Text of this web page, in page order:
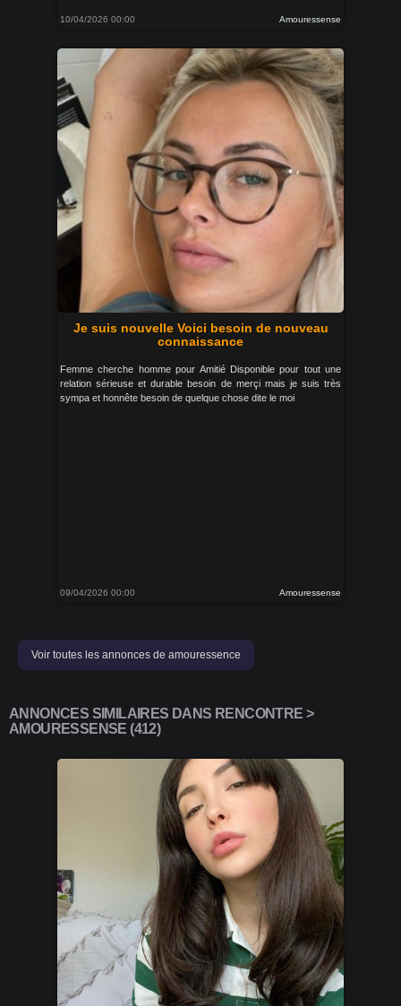
10/04/2026 00:00 Amouressense
Je suis nouvelle Voici besoin de nouveau
connaissance
Femme cherche homme pour Amitié Disponible pour tout une
relation sérieuse et durable besoin de merçi mais je suis très
sympa et honnête besoin de quelque chose dite le moi
09/04/2026 00:00 Amouressense
Voir toutes les annonces de amouressence
ANNONCES SIMILAIRES DANS RENCONTRE >
AMOURESSENSE (412)